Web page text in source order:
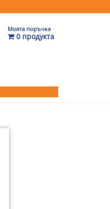
Моята поръчка
0 продукта